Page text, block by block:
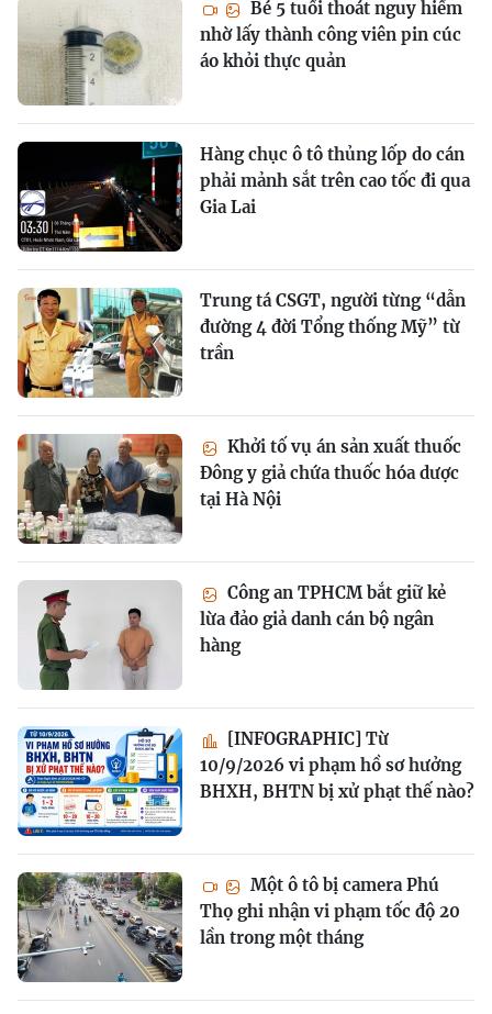
Bé 5 tuổi thoát nguy hiểm
nhờ lấy thành công viên pin cúc
áo khỏi thực quản
Hàng chục ô tô thủng lốp do cán
phải mảnh sắt trên cao tốc đi qua
Gia Lai
Trung tá CSGT, người từng “dẫn
đường 4 đời Tổng thống Mỹ” từ
trần
Khởi tố vụ án sản xuất thuốc
Đông y giả chứa thuốc hóa dược
tại Hà Nội
Công an TPHCM bắt giữ kẻ
lừa đảo giả danh cán bộ ngân
hàng
[INFOGRAPHIC] Từ
10/9/2026 vi phạm hồ sơ hưởng
BHXH, BHTN bị xử phạt thế nào?
Một ô tô bị camera Phú
Thọ ghi nhận vi phạm tốc độ 20
lần trong một tháng